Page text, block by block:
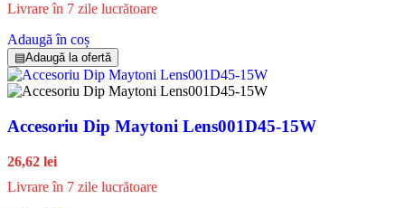
Livrare în 7 zile lucrătoare
Adaugă în coș
▤Adaugă la ofertă
Accesoriu Dip Maytoni Lens001D45-15W
26,62 lei
Livrare în 7 zile lucrătoare